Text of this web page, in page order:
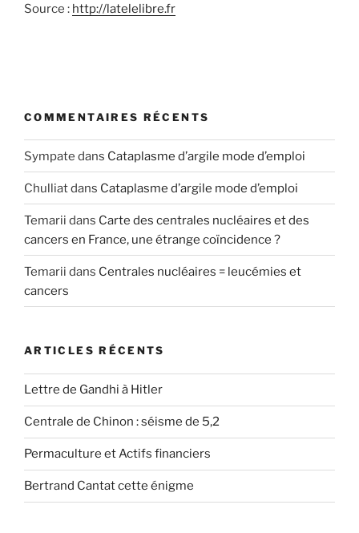
Source : http://latelelibre.fr
COMMENTAIRES RÉCENTS
Sympate dans Cataplasme d’argile mode d’emploi
Chulliatdans Cataplasme d’argile mode d’emploi
Temarii dans Carte des centrales nucléaires et des
cancers en France, une étrange coïncidence ?
Temarii dans Centrales nucléaires = leucémies et
cancers
ARTICLES RÉCENTS
Lettre de Gandhi à Hitler
Centrale de Chinon : séisme de 5,2
Permaculture et Actifs financiers
Bertrand Cantat cette énigme